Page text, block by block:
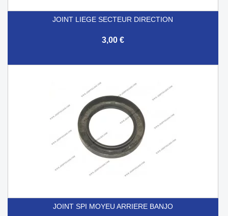
JOINT LIEGE SECTEUR DIRECTION
3,00 €
JOINT SPI MOYEU ARRIERE BANJO